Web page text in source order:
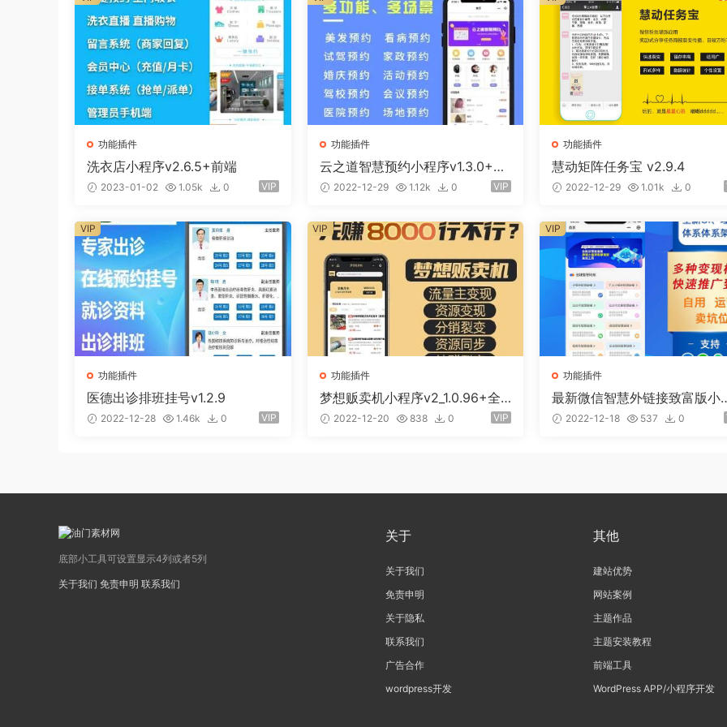
功能插件
洗衣店小程序v2.6.5+前端
2023-01-02 1.05k 0 VIP
功能插件
云之道智慧预约小程序v1.3.0+前
端 2022-12-29 1.12k 0 VIP
功能插件
慧动矩阵任务宝 v2.9.4
2022-12-29 1.01k 0
功能插件
医德出诊排班挂号v1.2.9
2022-12-28 1.46k 0 VIP
VIP
功能插件
梦想贩卖机小程序v2_1.0.96+全
插件（线传）
2022-12-20 838 0 VIP
VIP
功能插件
最新微信智慧外链接致富版小
序（前端+全插件)
2022-12-18 537 0
VIP
底部小工具可设置显示4列或者5列
关于我们 免责申明 联系我们
关于
关于我们
免责申明
关于隐私
联系我们
广告合作
wordpress开发
其他
建站优势
网站案例
主题作品
主题安装教程
前端工具
WordPress APP/小程序开发